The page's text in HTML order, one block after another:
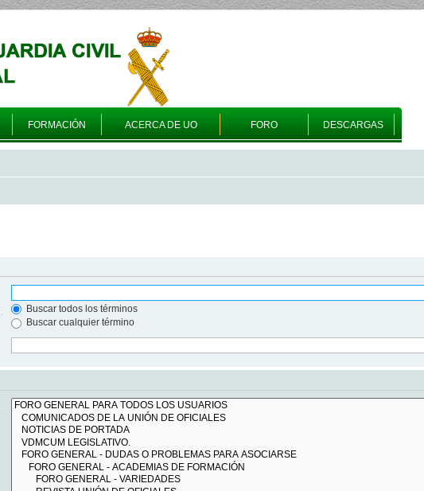
FORMACIÓN ACERCA DE UO FORO DESCARGAS
Buscar todos los términos
Buscar cualquier término